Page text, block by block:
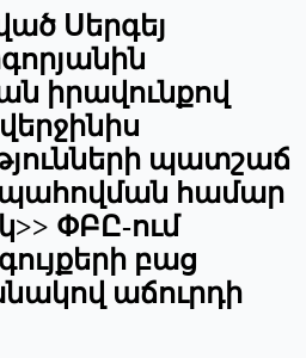
Սերգեյ
իրավունքով
պատշաճ
համար
ՓԲԸ-ում
բաց
աճուրդի